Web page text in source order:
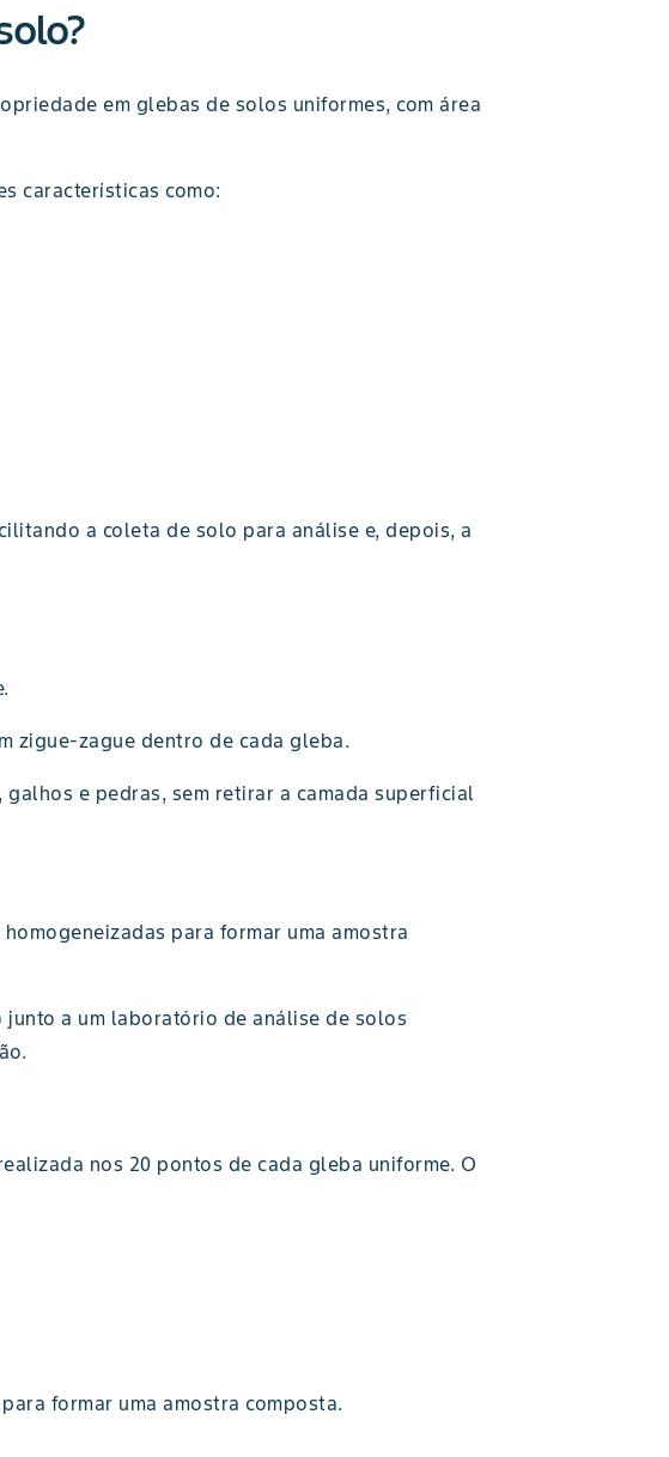
em glebas de solos uniformes, com área
características como:
a coleta de solo para análise e, depois, a
zigue-zague dentro de cada gleba.
e pedras, sem retirar a camada superficial
para formar uma amostra
a um laboratório de análise de solos
nos 20 pontos de cada gleba uniforme. O
formar uma amostra composta.